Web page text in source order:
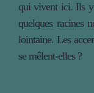
qui vivent ici. Ils y
quelques racines
lointaine. Les
se mêlent-elles ?